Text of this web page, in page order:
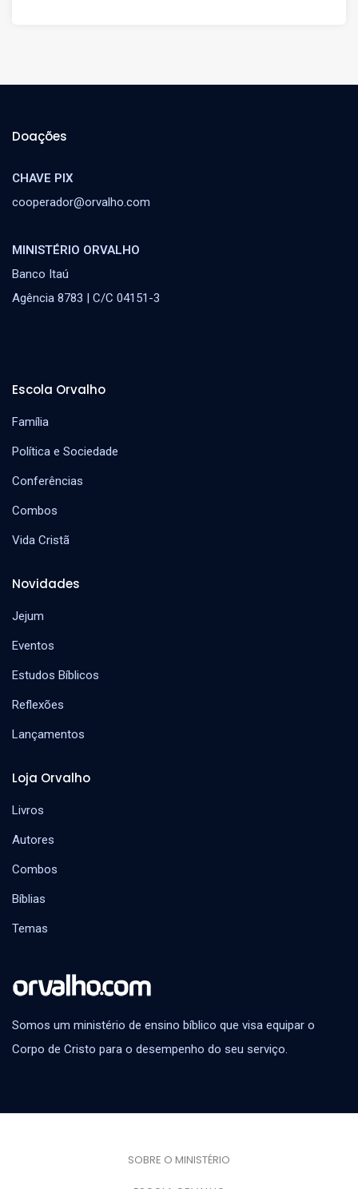
Somos um ministério de ensino bíblico que visa equipar o
Corpo de Cristo para o desempenho do seu serviço.
Loja Orvalho
Livros
Autores
Combos
Bíblias
Temas
Novidades
Jejum
Eventos
Estudos Bíblicos
Reflexões
Lançamentos
Escola Orvalho
Família
Política e Sociedade
Conferências
Combos
Vida Cristã
Doações
CHAVE PIX
cooperador@orvalho.com
MINISTÉRIO ORVALHO
Banco Itaú
Agência 8783 | C/C 04151-3
SOBRE O MINISTÉRIO